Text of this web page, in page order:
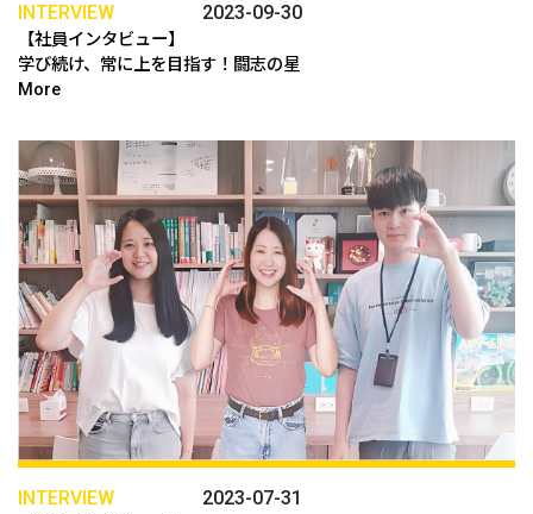
INTERVIEW 2023-09-30
【社員インタビュー】
学び続け、常に上を目指す！闘志の星
More
INTERVIEW 2023-07-31